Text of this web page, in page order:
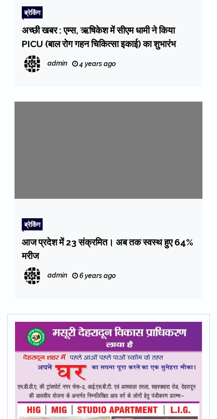
ब्रेकिंग
अच्छी खबर : एम्स, ऋषिकेश में सीएम धामी ने किया
PICU (बाल रोग गहन चिकित्सा इकाई) का शुभारंभ
admin 4 years ago
ब्रेकिंग
आज प्रदेश में 23 संक्रमित। अब तक स्वस्थ हुए 64%
मरीज
admin 6 years ago